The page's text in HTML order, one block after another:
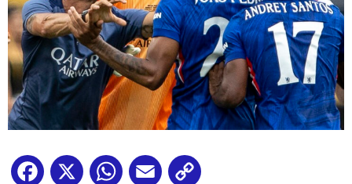
Facebook
X WhatsApp
Email